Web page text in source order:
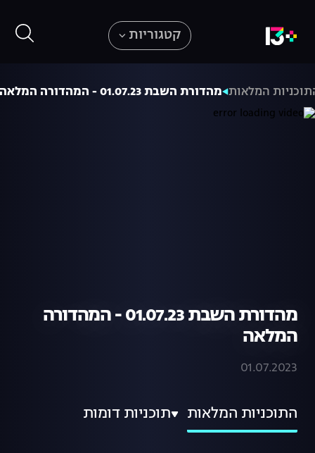
קטגוריות
המלאות מהדורת השבת 01.07.23 - המהדורה המלאה
מהדורת השבת 01.07.23 - המהדורה
המלאה
01.07.2023
התוכניות המלאות תוכניות דומות